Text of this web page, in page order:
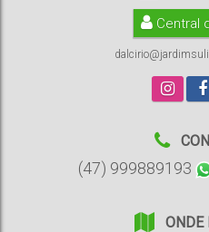
Central
(47) 999889193
ONDE